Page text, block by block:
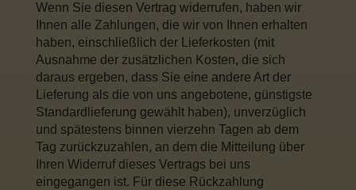
Wenn Sie diesen Vertrag widerrufen, haben wir
Ihnen alle Zahlungen, die wir von Ihnen erhalten
haben, einschließlich der Lieferkosten (mit
Ausnahme der zusätzlichen Kosten, die sich
daraus ergeben, dass Sie eine andere Art der
Lieferung als die von uns angebotene, günstigste
Standardlieferung gewählt haben), unverzüglich
und spätestens binnen vierzehn Tagen ab dem
Tag zurückzuzahlen, an dem die Mitteilung über
Ihren Widerruf dieses Vertrags bei uns
eingegangen ist. Für diese Rückzahlung